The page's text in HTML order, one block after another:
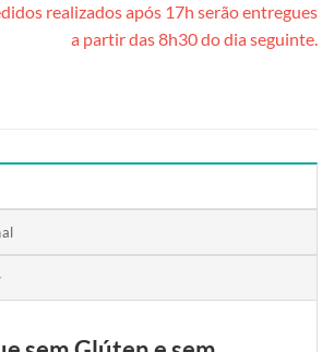
realizados após 17h serão entregues
a partir das 8h30 do dia seguinte.